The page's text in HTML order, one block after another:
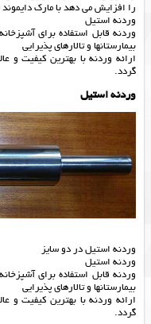
را افزایش می دهد با مارک
وردنه استیل
وردنه قابل استفاده برای
بیمارستانها و تالار‌های پذیرایی
ارائه وردنه با بهترین کیفیت و
گردد.
وردنه استیل
وردنه استیل در دو سایز
وردنه استیل
وردنه قابل استفاده برای
بیمارستانها و تالار‌های پذیرایی
ارائه وردنه با بهترین کیفیت و
گردد.